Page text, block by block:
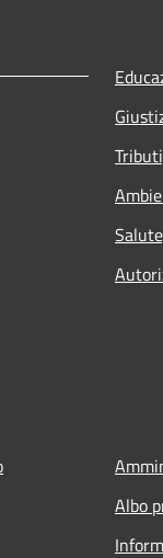
Albo